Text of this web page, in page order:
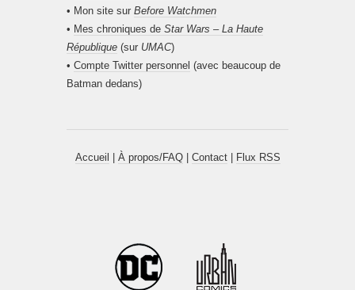
• Mon site sur Before Watchmen
• Mes chroniques de Star Wars – La Haute
République (sur UMAC)
• Compte Twitter personnel (avec beaucoup de
Batman dedans)
Accueil À propos/FAQ| Contact| Flux RSS